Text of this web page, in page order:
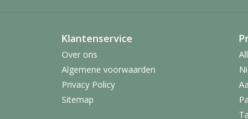
Klantenservice
Over ons
Algemene voorwaarden
Privacy Policy
Sitemap